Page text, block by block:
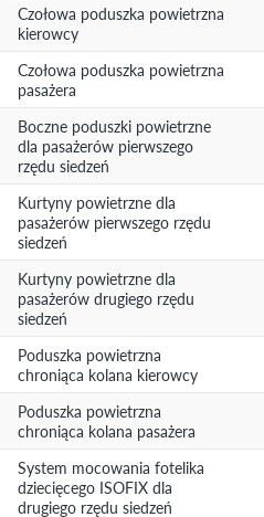
Czołowa poduszka powietrzna
kierowcy
Czołowa poduszka powietrzna
pasażera
Boczne poduszki powietrzne
dla pasażerów pierwszego
rzędu siedzeń
Kurtyny powietrzne dla
pasażerów pierwszego rzędu
siedzeń
Kurtyny powietrzne dla
pasażerów drugiego rzędu
siedzeń
Poduszka powietrzna
chroniąca kolana kierowcy
Poduszka powietrzna
chroniąca kolana pasażera
System mocowania fotelika
dziecięcego ISOFIX dla
drugiego rzędu siedzeń